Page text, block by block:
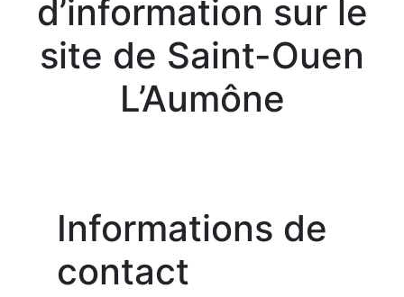
d’information sur le
site de Saint-Ouen
L’Aumône
Informations de
contact